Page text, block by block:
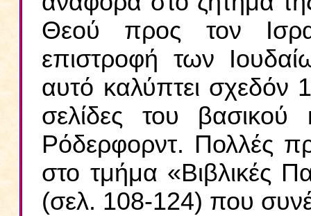
Θεού προς τον
επιστροφή των
αυτό καλύπτει σχεδόν
σελίδες του βασικού
Ρόδερφορντ. Πολλές
στο τμήμα «Βιβλικές
(σελ. 108-124) που